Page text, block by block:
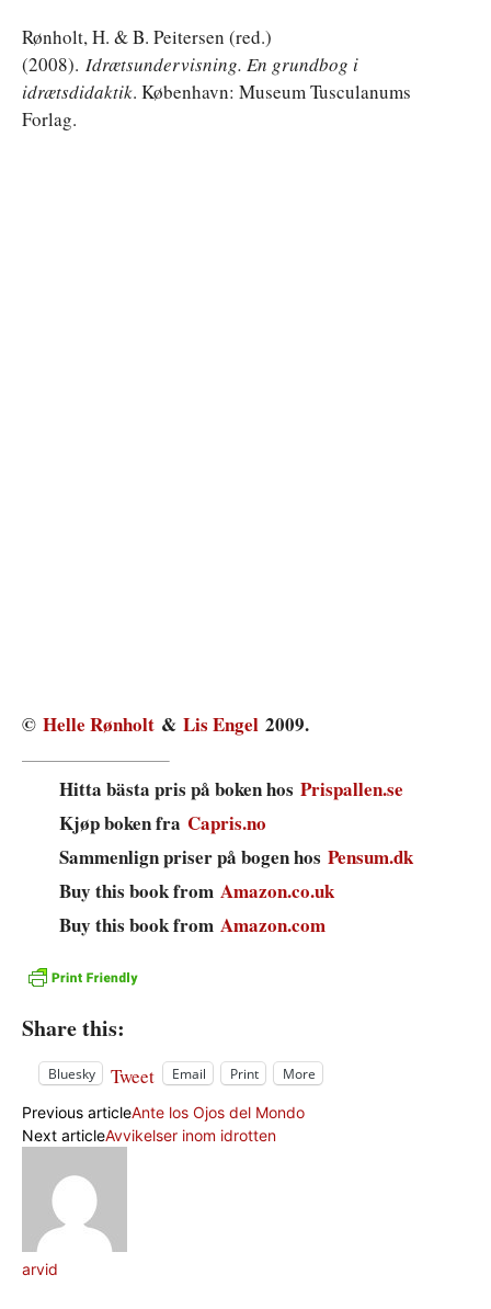
Rønholt, H. & B. Peitersen (red.)
(2008). Idrætsundervisning. En grundbog i
idrætsdidaktik. København: Museum Tusculanums
Forlag.
© Helle Rønholt & Lis Engel 2009.
Hitta bästa pris på boken hos Prispallen.se
Kjøp boken fra Capris.no
Sammenlign priser på bogen hos Pensum.dk
Buy this book from Amazon.co.uk
Buy this book from Amazon.com
Share this:
Bluesky Tweet Email Print More
Previous articleAnte los Ojos del Mondo
Next articleAvvikelser inom idrotten
arvid